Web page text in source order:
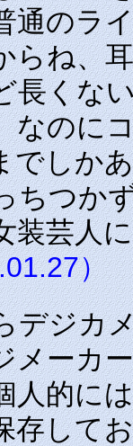
通のラ
らね、
長くな
なのに
でしか
ちつか
装芸人
）
デジカ
メーカ
人的に
存して